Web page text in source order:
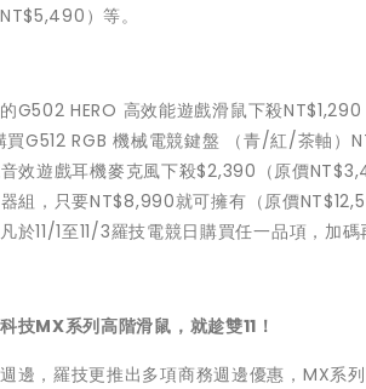
）等。
G502 HERO 高效能遊戲滑鼠下殺
G512 RGB 機械電競鍵盤 （青/紅/茶軸）
效遊戲耳機麥克風下殺$2,390（原價
組，只要NT$8,990就可擁有（原價
於11/1至11/3羅技電競日購買任一品項，加
技MX系列高階滑鼠，就趁雙11！
邊，羅技更推出多項商務週邊優惠，MX系